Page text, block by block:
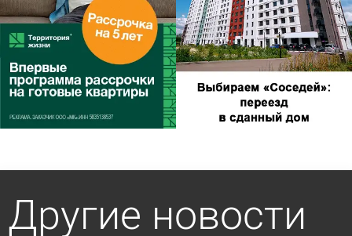
Другие новости